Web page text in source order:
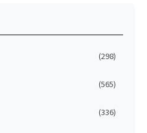
(298)
(565)
(336)